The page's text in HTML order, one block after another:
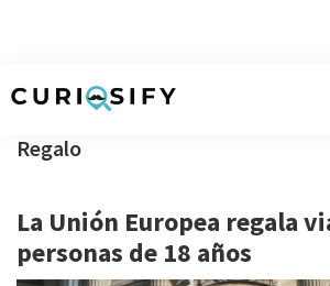
contenido
primaria
pie
singulares
raudales
Regalo
La Unión Europea regala
personas de 18 años